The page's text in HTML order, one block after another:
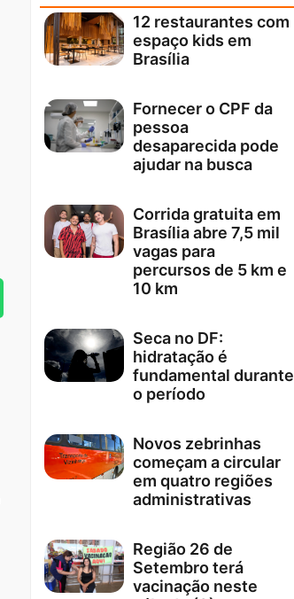
12 restaurantes com
espaço kids em
Brasília
Fornecer o CPF da
pessoa
desaparecida pode
ajudar na busca
Corrida gratuita em
Brasília abre 7,5 mil
vagas para
percursos de 5 km e
10 km
Seca no DF:
hidratação é
fundamental durante
o período
Novos zebrinhas
começam a circular
em quatro regiões
administrativas
Região 26 de
Setembro terá
vacinação neste